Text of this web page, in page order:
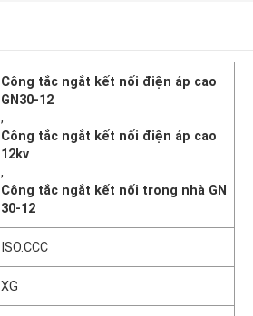
Công tắc ngắt kết nối điện áp cao
GN30-12
,
Công tắc ngắt kết nối điện áp cao
12kv
,
Công tắc ngắt kết nối trong nhà GN
30-12
ISO.CCC
XG